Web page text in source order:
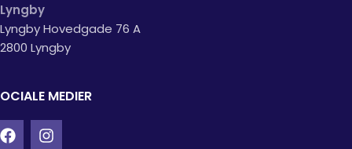
Lyngby
Lyngby Hovedgade 76 A
2800 Lyngby
MEDIER